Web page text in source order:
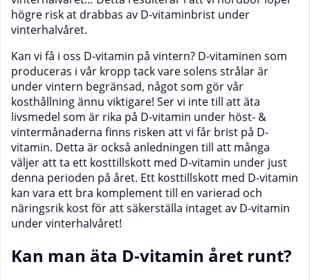
högre risk at drabbas av D-vitaminbrist under
vinterhalvåret.
Kan vi få i oss D-vitamin på vintern? D-vitaminen som
produceras i vår kropp tack vare solens strålar är
under vintern begränsad, något som gör vår
kosthållning ännu viktigare! Ser vi inte till att äta
livsmedel som är rika på D-vitamin under höst- &
vintermånaderna finns risken att vi får brist på D-
vitamin. Detta är också anledningen till att många
väljer att ta ett kosttillskott med D-vitamin under just
denna perioden på året. Ett kosttillskott med D-vitamin
kan vara ett bra komplement till en varierad och
näringsrik kost för att säkerställa intaget av D-vitamin
under vinterhalvåret!
Kan man äta D-vitamin året runt?